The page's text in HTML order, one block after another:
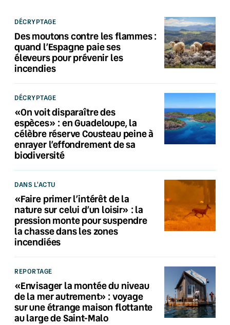
DÉCRYPTAGE
Des moutons contre les flammes :
quand l’Espagne paie ses
éleveurs pour prévenir les
incendies
DÉCRYPTAGE
«On voit disparaître des
espèces» : en Guadeloupe, la
célèbre réserve Cousteau peine à
enrayer l’effondrement de sa
biodiversité
DANS L'ACTU
«Faire primer l’intérêt de la
nature sur celui d’un loisir» : la
pression monte pour suspendre
la chasse dans les zones
incendiées
REPORTAGE
«Envisager la montée du niveau
de la mer autrement» : voyage
sur une étrange maison flottante
au large de Saint-Malo